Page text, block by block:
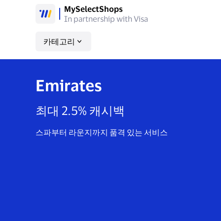
MySelectShops
In partnership with Visa
카테고리
Emirates
최대 2.5% 캐시백
스파부터 라운지까지 품격 있는 서비스